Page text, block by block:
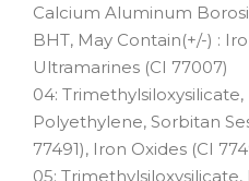
Calcium Aluminum
BHT, May Contain(+/-) :
Ultramarines (CI 77007)
04:
Polyethylene, Sorbitan
77491), Iron Oxides (CI
05: